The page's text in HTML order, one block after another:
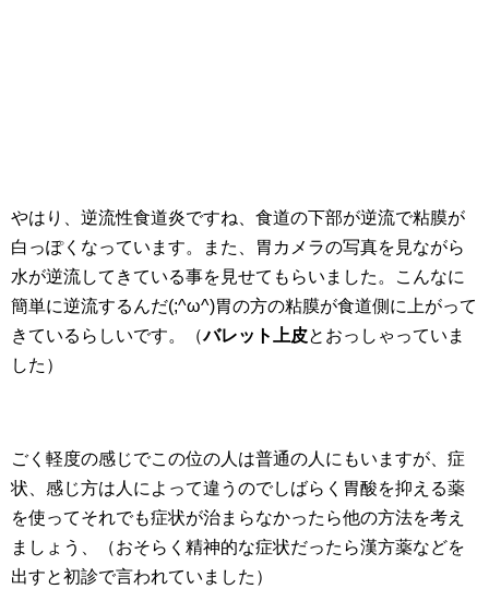
やはり、逆流性食道炎ですね、食道の下部が逆流で粘膜が
白っぽくなっています。また、胃カメラの写真を見ながら
水が逆流してきている事を見せてもらいました。こんなに
簡単に逆流するんだ(;^ω^)胃の方の粘膜が食道側に上がって
きているらしいです。（バレット上皮とおっしゃっていま
した）
ごく軽度の感じでこの位の人は普通の人にもいますが、症
状、感じ方は人によって違うのでしばらく胃酸を抑える薬
を使ってそれでも症状が治まらなかったら他の方法を考え
ましょう、（おそらく精神的な症状だったら漢方薬などを
出すと初診で言われていました）